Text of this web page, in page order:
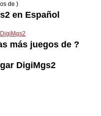
de )
en Español
DigiMgs2
más juegos de ?
DigiMgs2